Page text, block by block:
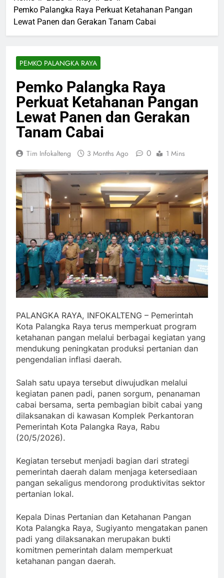
Pemko Palangka Raya Perkuat Ketahanan Pangan
Lewat Panen dan Gerakan Tanam Cabai
PEMKO PALANGKA RAYA
Pemko Palangka Raya
Perkuat Ketahanan Pangan
Lewat Panen dan Gerakan
Tanam Cabai
Tim Infokalteng 3 Months Ago 0 1 Mins
PALANGKA RAYA, INFOKALTENG – Pemerintah
Kota Palangka Raya terus memperkuat program
ketahanan pangan melalui berbagai kegiatan yang
mendukung peningkatan produksi pertanian dan
pengendalian inflasi daerah.
Salah satu upaya tersebut diwujudkan melalui
kegiatan panen padi, panen sorgum, penanaman
cabai bersama, serta pembagian bibit cabai yang
dilaksanakan di kawasan Komplek Perkantoran
Pemerintah Kota Palangka Raya, Rabu
(20/5/2026).
Kegiatan tersebut menjadi bagian dari strategi
pemerintah daerah dalam menjaga ketersediaan
pangan sekaligus mendorong produktivitas sektor
pertanian lokal.
Kepala Dinas Pertanian dan Ketahanan Pangan
Kota Palangka Raya, Sugiyanto mengatakan panen
padi yang dilaksanakan merupakan bukti
komitmen pemerintah dalam memperkuat
ketahanan pangan daerah.